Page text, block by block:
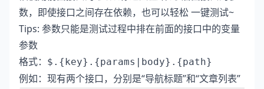
数，即使接口之间存在依赖，也可以轻松 一键测试~
Tips: 参数只能是测试过程中排在前面的接口中的变量
参数
格式：
$.{key}.{params|body}.{path}
例如：现有两个接口，分别是“导航标题”和“文章列表”